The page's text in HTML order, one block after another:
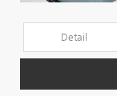
Detail